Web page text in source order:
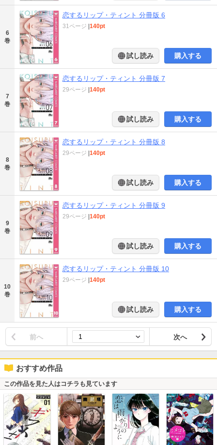
6
巻
恋するリップ・ティント 分冊版 6
31ページ 140pt
試し読み 購入する
7
巻
恋するリップ・ティント 分冊版 7
29ページ 140pt
試し読み 購入する
8
巻
恋するリップ・ティント 分冊版 8
29ページ 140pt
試し読み 購入する
9
巻
恋するリップ・ティント 分冊版 9
29ページ 140pt
試し読み 購入する
10
巻
恋するリップ・ティント 分冊版 10
29ページ 140pt
試し読み 購入する
前へ 次へ
おすすめ作品
この作品を見た人はコチラも見ています